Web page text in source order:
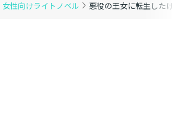
女性向けライトノベル 悪役の王女に転生した